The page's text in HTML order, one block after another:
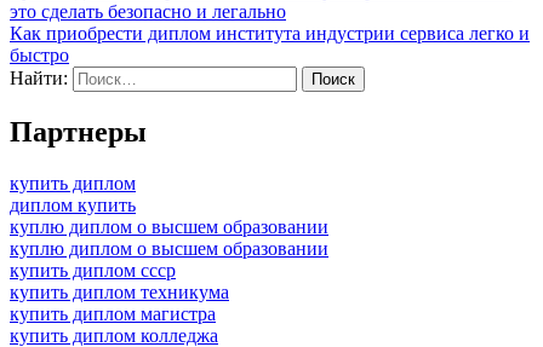
это сделать безопасно и легально
Как приобрести диплом института индустрии сервиса легко и
быстро
Найти:
Партнеры
купить диплом
диплом купить
куплю диплом о высшем образовании
куплю диплом о высшем образовании
купить диплом ссср
купить диплом техникума
купить диплом магистра
купить диплом колледжа